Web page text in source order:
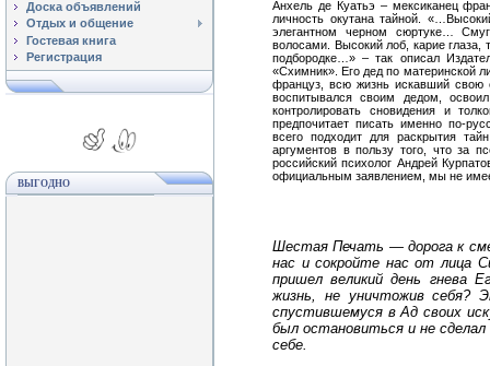
Доска объявлений
Отдых и общение
Гостевая книга
Регистрация
ВЫГОДНО
Анхель де Куатьэ – мексиканец
личность окутана тайной.
элегантном черном сюртуке…
волосами. Высокий лоб, карие глаза,
подбородке…» – так описал
«Схимник». Его дед по материнской
француз, всю жизнь искавший
воспитывался своим дедом,
контролировать сновидения и
предпочитает писать именно по-
всего подходит для раскрытия
аргументов в пользу того, что за
российский психолог Андрей
официальным заявлением, мы не
Шестая Печать — дорога к
нас и сокройте нас от лица
пришел великий день гнева
жизнь, не уничтожив себя?
спустившемуся в Ад своих
был остановиться и не
себе.